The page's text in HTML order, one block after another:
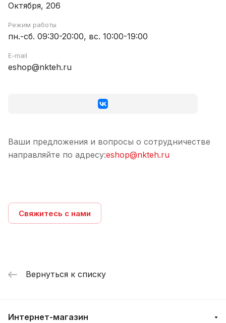
Октября, 206
Режим работы
пн.-сб. 09:30-20:00, вс. 10:00-19:00
E-mail
eshop@nkteh.ru
Ваши предложения и вопросы о сотрудничестве
направляйте по адресу:eshop@nkteh.ru
Свяжитесь с нами
Вернуться к списку
Интернет-магазин